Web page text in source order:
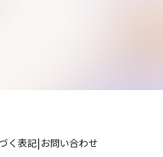
く表記| お問い合わせ